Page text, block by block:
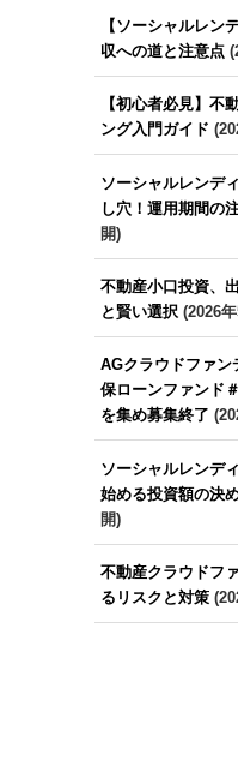
【ソーシャルレン
収への道と注意点
【初心者必見】不
ング入門ガイド
ソーシャルレンデ
し穴！運用期間の
開)
不動産小口投資、
と賢い選択(2026年
AGクラウドファン
保ローンファンド
を集め募集終了
ソーシャルレンデ
始める投資額の決
開)
不動産クラウドフ
るリスクと対策